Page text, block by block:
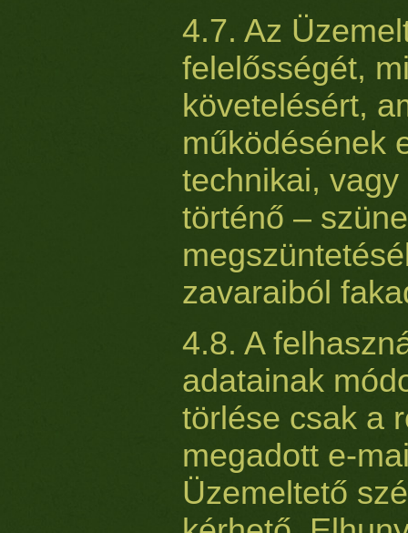
4.7. Az
felelősségét,
követelésért,
működésének
technikai,
történő –
zavaraiból
4.8. A
adatainak
törlése csak a
megadott e-
Üzemeltető